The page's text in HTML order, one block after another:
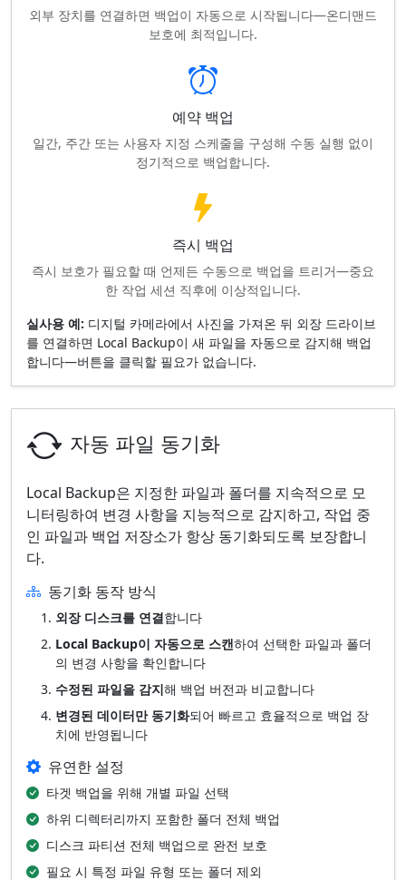
외부 장치를 연결하면 백업이 자동으로 시작됩니다—온디맨드
보호에 최적입니다.
예약 백업
일간, 주간 또는 사용자 지정 스케줄을 구성해 수동 실행 없이
정기적으로 백업합니다.
즉시 백업
즉시 보호가 필요할 때 언제든 수동으로 백업을 트리거—중요
한 작업 세션 직후에 이상적입니다.
실사용 예: 디지털 카메라에서 사진을 가져온 뒤 외장 드라이브
를 연결하면 Local Backup이 새 파일을 자동으로 감지해 백업
합니다—버튼을 클릭할 필요가 없습니다.
자동 파일 동기화
Local Backup은 지정한 파일과 폴더를 지속적으로 모
니터링하여 변경 사항을 지능적으로 감지하고, 작업 중
인 파일과 백업 저장소가 항상 동기화되도록 보장합니
다.
동기화 동작 방식
외장 디스크를 연결합니다
Local Backup이 자동으로 스캔하여 선택한 파일과 폴더
의 변경 사항을 확인합니다
수정된 파일을 감지해 백업 버전과 비교합니다
변경된 데이터만 동기화되어 빠르고 효율적으로 백업 장
치에 반영됩니다
유연한 설정
타겟 백업을 위해 개별 파일 선택
하위 디렉터리까지 포함한 폴더 전체 백업
디스크 파티션 전체 백업으로 완전 보호
필요 시 특정 파일 유형 또는 폴더 제외